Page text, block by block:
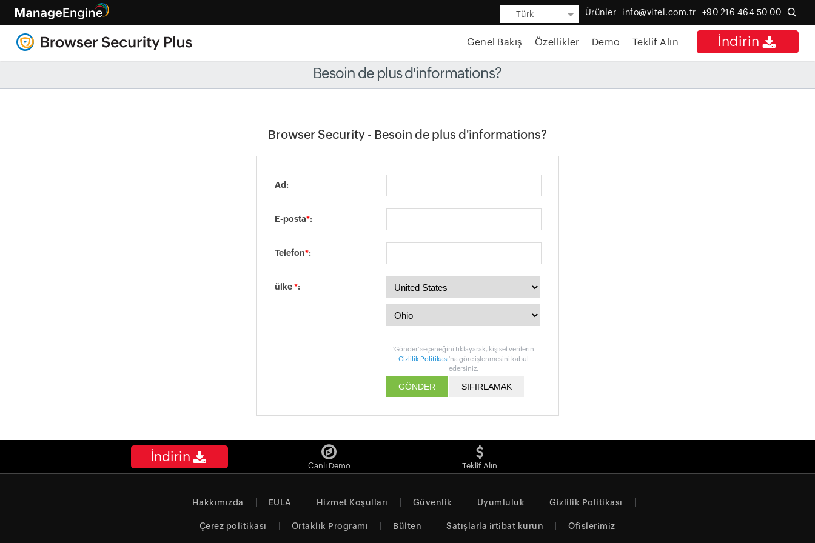
Türk Ürünler info@vitel.com.tr +90 216 464 50 00
İndirin
Genel Bakış Özellikler Demo Teklif Alın
Besoin de plus d'informations?
Browser Security - Besoin de plus d'informations?
Ad:
E-posta*:
Telefon*:
ülke*:
'Gönder' seçeneğini tıklayarak, kişisel verilerin
Gizlilik Politikası'na göre işlenmesini kabul
edersiniz.
İndirin
Canlı Demo Teklif Alın
Hakkımızda EULA Hizmet Koşulları Güvenlik Uyumluluk Gizlilik Politikası
Çerez politikası Ortaklık Programı Bülten Satışlarla irtibat kurun Ofislerimiz